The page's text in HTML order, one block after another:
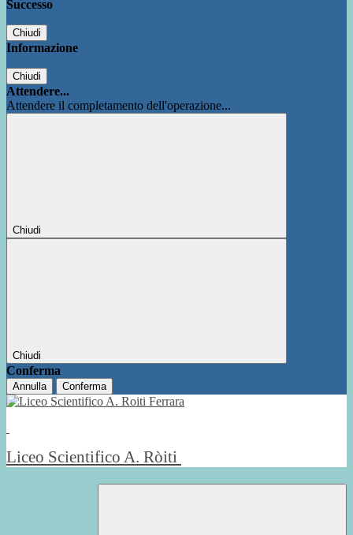
Successo
Chiudi
Informazione
Chiudi
Attendere...
Attendere il completamento dell'operazione...
Chiudi
Chiudi
Conferma
Annulla Conferma
Liceo Scientifico A. Ròiti